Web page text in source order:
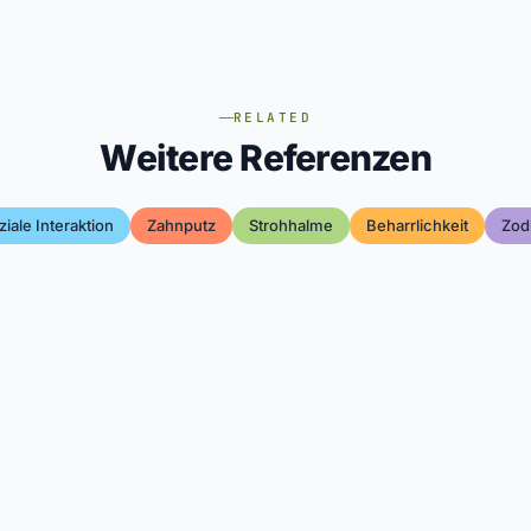
RELATED
Weitere Referenzen
Interaktion Zahnputz Strohhalme Beharrlichkeit